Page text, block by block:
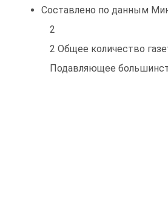
Составлено по данным
2
2 Общее количество
Подавляющее